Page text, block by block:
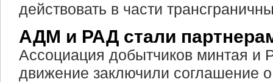
действовать в части
АДМ и РАД стали
Ассоциация добытчиков минтая и
движение заключили соглашение